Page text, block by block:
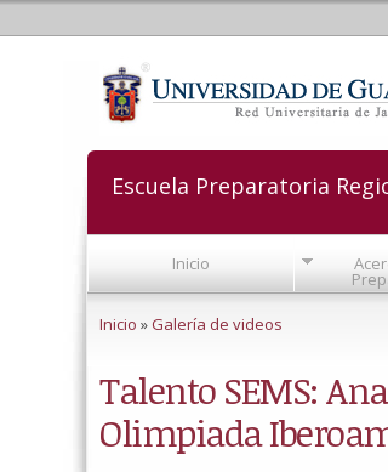
Escuela Preparatoria
Inicio
Inicio »Galería de videos
Talento SEMS:
Olimpiada